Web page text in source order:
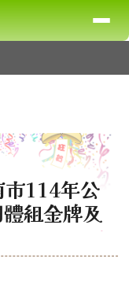
114年公
組金牌及